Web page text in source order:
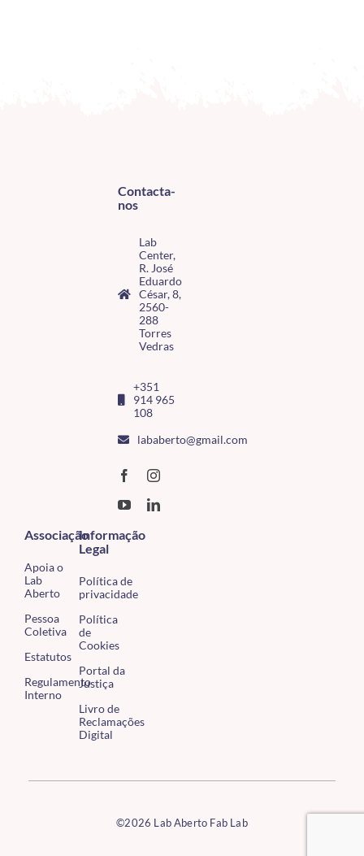
Contacta-
nos
Lab
Center,
R. José
Eduardo
César, 8,
2560-
288
Torres
Vedras
+351
914 965
108
lababerto@gmail.com
Associação
Apoia o
Lab
Aberto
Pessoa
Coletiva
Estatutos
Regulamento
Interno
Informação
Legal
Política de
privacidade
Política
de
Cookies
Portal da
Justiça
Livro de
Reclamações
Digital
©2026 Lab Aberto Fab Lab